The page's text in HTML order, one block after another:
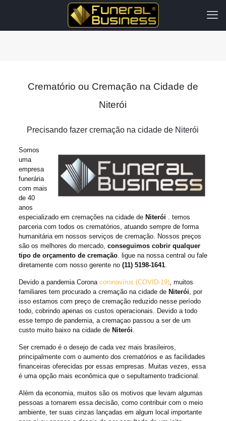
Crematório ou Cremação na Cidade de
Niterói
Precisando fazer cremação na cidade de Niterói
Somos
uma
empresa
funerária
com mais
de 40
anos
especializado em cremações na cidade de Niterói . temos
parceria com todos os crematórios, atuando sempre de forma
humanitária em nossos serviços de cremação. Nossos preços
são os melhores do mercado, conseguimos cobrir qualquer
tipo de orçamento de cremação. ligue na nossa central ou fale
diretamente com nosso gerente no (11) 5198-1641.
Devido a pandemia Corona coronavírus (COVID-19), muitos
familiares tem procurado a cremação na cidade de Niterói, por
isso estamos com preço de cremação reduzido nesse período
todo, cobrindo apenas os custos operacionais. Devido a todo
esse tempo de pandemia, a cremaçao passou a ser de um
custo muito baixo na cidade de Niterói.
Ser cremado é o desejo de cada vez mais brasileiros,
principalmente com o aumento dos crematórios e as facilidades
financeiras oferecidas por essas empresas. Muitas vezes, essa
é uma opção mais econômica que o sepultamento tradicional.
Além da economia, muitos são os motivos que levam algumas
pessoas a tomarem essa decisão, como contribuir com o meio
ambiente, ter suas cinzas lançadas em algum local importante